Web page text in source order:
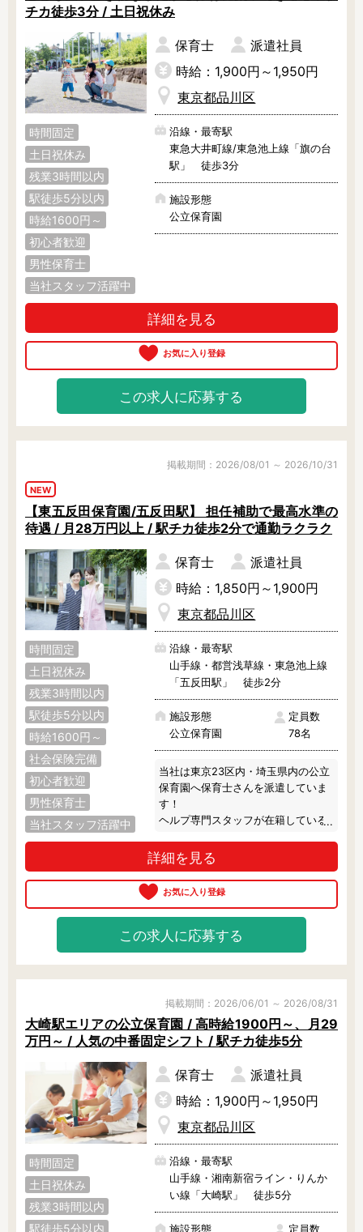
チカ徒歩3分 / 土日祝休み
時間固定
土日祝休み
残業3時間以内
駅徒歩5分以内
時給1600円～
初心者歓迎
男性保育士
当社スタッフ活躍中
保育士
派遣社員
時給：1,900円～1,950円
東京都品川区
沿線・最寄駅
東急大井町線/東急池上線「旗の台
駅」 徒歩3分
施設形態
公立保育園
詳細を見る
この求人に応募する
掲載期間：2026/08/01 ～ 2026/10/31
NEW
【東五反田保育園/五反田駅】 担任補助で最高水準の
待遇 / 月28万円以上 / 駅チカ徒歩2分で通勤ラクラク
時間固定
土日祝休み
残業3時間以内
駅徒歩5分以内
時給1600円～
社会保険完備
初心者歓迎
男性保育士
当社スタッフ活躍中
保育士
派遣社員
時給：1,850円～1,900円
東京都品川区
沿線・最寄駅
山手線・都営浅草線・東急池上線
「五反田駅」 徒歩2分
施設形態
公立保育園
定員数
78名
当社は東京23区内・埼玉県内の公立
保育園へ保育士さんを派遣していま
す！
ヘルプ専門スタッフが在籍している
だけます◎
また、派遣のお仕事なので残業は基
本的にナシ！
休憩は別室で過ごせるのでリフレッ
シュできますよ。
就業中は専任スタッフが定期的に職
場にご訪問し、あなたをサポートし
ます。
日数や時間帯、業務内容の相談OKな
ので、お気軽にご相談ください♪
詳細を見る
この求人に応募する
掲載期間：2026/06/01 ～ 2026/08/31
大崎駅エリアの公立保育園 / 高時給1900円～、月29
万円～ / 人気の中番固定シフト / 駅チカ徒歩5分
時間固定
土日祝休み
残業3時間以内
駅徒歩5分以内
保育士
派遣社員
時給：1,900円～1,950円
東京都品川区
沿線・最寄駅
山手線・湘南新宿ライン・りんか
い線「大崎駅」 徒歩5分
施設形態 定員数